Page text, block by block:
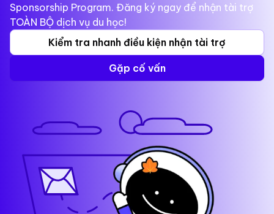
Sponsorship Program. Đăng ký ngay để nhận tài trợ
TOÀN BỘ dịch vụ du học!
Kiểm tra nhanh điều kiện nhận tài trợ
Gặp cố vấn